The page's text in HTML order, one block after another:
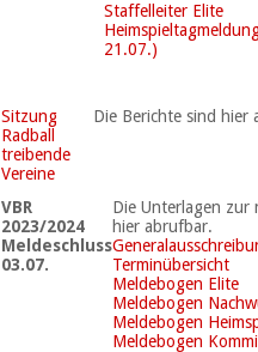
Staffelleiter Elite
21.07.)
Sitzung
Radball
treibende
Vereine
Die Berichte sind hier
VBR
2023/2024
Meldeschluss
03.07.
Die Unterlagen zur
hier abrufbar.
Terminübersicht
Meldebogen Elite
Meldebogen
Meldebogen
Meldebogen